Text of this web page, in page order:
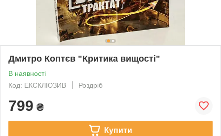
Дмитро Коптєв "Критика вищості"
В наявності
Код: ЕКСКЛЮЗИВ
Роздріб
799 ₴
Купити